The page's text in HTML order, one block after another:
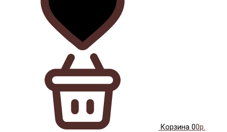
Корзина 00р.